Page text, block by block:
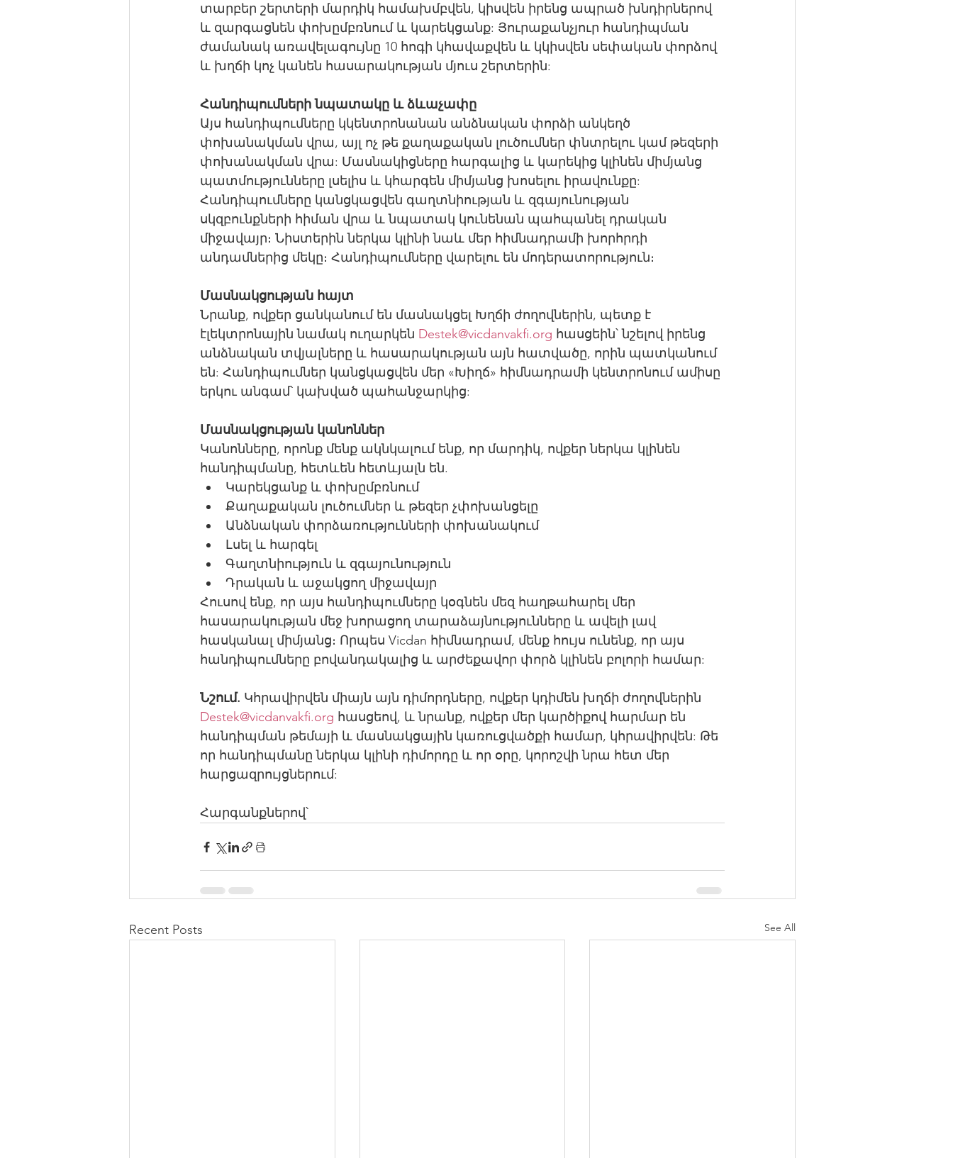
տարբեր շերտերի մարդիկ համախմբվեն, կիսվեն իրենց ապրած խնդիրներով
և զարգացնեն փոխըմբռնում և կարեկցանք: Յուրաքանչյուր հանդիպման
ժամանակ առավելագույնը 10 հոգի կհավաքվեն և կկիսվեն սեփական փորձով
և խղճի կոչ կանեն հասարակության մյուս շերտերին:
Հանդիպումների նպատակը և ձևաչափը
Այս հանդիպումները կկենտրոնանան անձնական փորձի անկեղծ
փոխանակման վրա, այլ ոչ թե քաղաքական լուծումներ փնտրելու կամ թեզերի
փոխանակման վրա: Մասնակիցները հարգալից և կարեկից կլինեն միմյանց
պատմությունները լսելիս և կհարգեն միմյանց խոսելու իրավունքը:
Հանդիպումները կանցկացվեն գաղտնիության և զգայունության
սկզբունքների հիման վրա և նպատակ կունենան պահպանել դրական
միջավայր։ Նիստերին ներկա կլինի նաև մեր հիմնադրամի խորհրդի
անդամներից մեկը։ Հանդիպումները վարելու են մոդերատորություն։
Մասնակցության հայտ
Նրանք, ովքեր ցանկանում են մասնակցել Խղճի ժողովներին, պետք է
էլեկտրոնային նամակ ուղարկեն Destek@vicdanvakfi.org հասցեին՝ նշելով իրենց
անձնական տվյալները և հասարակության այն հատվածը, որին պատկանում
են: Հանդիպումներ կանցկացվեն մեր «Խիղճ» հիմնադրամի կենտրոնում ամիսը
երկու անգամ՝ կախված պահանջարկից:
Մասնակցության կանոններ
Կանոնները, որոնք մենք ակնկալում ենք, որ մարդիկ, ովքեր ներկա կլինեն
հանդիպմանը, հետևեն հետևյալն են.
Կարեկցանք և փոխըմբռնում
Քաղաքական լուծումներ և թեզեր չփոխանցելը
Անձնական փորձառությունների փոխանակում
Լսել և հարգել
Գաղտնիություն և զգայունություն
Դրական և աջակցող միջավայր
Հուսով ենք, որ այս հանդիպումները կօգնեն մեզ հաղթահարել մեր
հասարակության մեջ խորացող տարաձայնությունները և ավելի լավ
հասկանալ միմյանց։ Որպես Vicdan հիմնադրամ, մենք հույս ունենք, որ այս
հանդիպումները բովանդակալից և արժեքավոր փորձ կլինեն բոլորի համար:
Նշում. Կհրավիրվեն միայն այն դիմորդները, ովքեր կդիմեն խղճի ժողովներին
Destek@vicdanvakfi.org հասցեով, և նրանք, ովքեր մեր կարծիքով հարմար են
հանդիպման թեմայի և մասնակցային կառուցվածքի համար, կհրավիրվեն: Թե
որ հանդիպմանը ներկա կլինի դիմորդը և որ օրը, կորոշվի նրա հետ մեր
հարցազրույցներում:
Հարգանքներով՝
Recent Posts See All